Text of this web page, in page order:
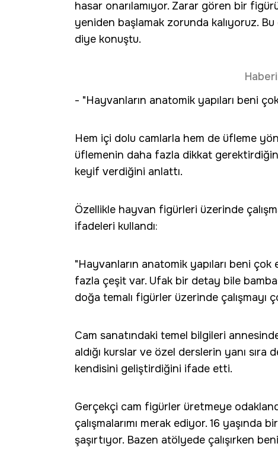
hasar onarılamıyor. Zarar gören bir
yeniden başlamak zorunda kalıyoruz.
diye konuştu.
- "Hayvanların anatomik yapıları beni
Hem içi dolu camlarla hem de üfleme
üflemenin daha fazla dikkat
keyif verdiğini anlattı.
Özellikle hayvan figürleri üzerinde
ifadeleri kullandı:
"Hayvanların anatomik yapıları beni
fazla çeşit var. Ufak bir detay bile
doğa temalı figürler üzerinde çalışmayı
Cam sanatındaki temel bilgileri
aldığı kurslar ve özel derslerin yanı
kendisini geliştirdiğini ifade etti.
Gerçekçi cam figürler üretmeye
çalışmalarımı merak ediyor. 16
şaşırtıyor. Bazen atölyede çalışırken